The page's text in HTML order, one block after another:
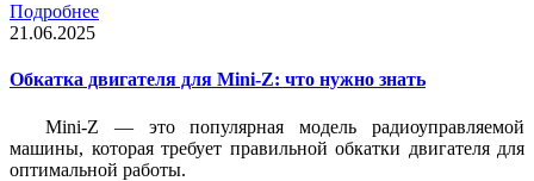
Подробнее
21.06.2025
Обкатка двигателя для Mini-Z: что нужно знать
Mini-Z — это популярная модель радиоуправляемой
машины, которая требует правильной обкатки двигателя для
оптимальной работы.